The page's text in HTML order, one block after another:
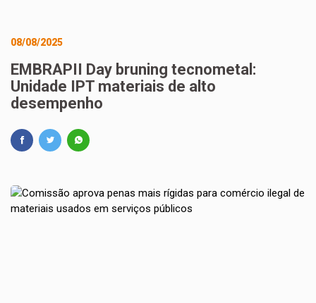
08/08/2025
EMBRAPII Day bruning tecnometal:
Unidade IPT materiais de alto
desempenho